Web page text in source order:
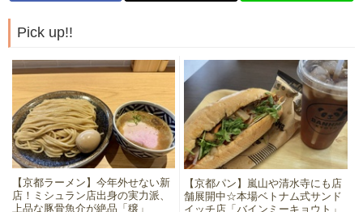
Pick up!!
【京都ラーメン】今年外せない新
店！ミシュラン店出身の実力派、
上品な豚骨魚介が絶品「穣」
【京都パン】嵐山や清水寺にも店
舗展開中☆本場ベトナム式サンド
イッチ店「バインミーキョウト」